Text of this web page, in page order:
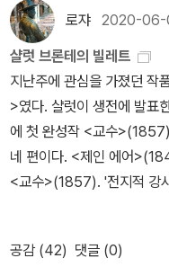
니다 7장조지 엘리엇 <미들 마치> - 무려 1416쪽이고 30년 전의
번역판이 개정되어 나온 것
길.. - 지만지 고전천줄 시
판 번역을 참고하여 만들
인>8장에밀리 브론테 <폭풍의 언덕> 9장샬롯
샬롯 브론테 <제인 에어> 존 버니언 <천로 역정> 11장샬롯 브론테
<셜리 Shirley> (번역되지
조지 엘리엇 <벗겨진 베일
Scences of Clerical
치> 15-16장에밀리 디킨슨 시선집 (각각의 시를 확인해보지 못함)
로쟈 2020-06-
샬럿 브론테의 빌레트
지난주에 관심을 가졌던 작
>였다. 샬럿이 생전에 발표
에 첫 완성작 <교수
네 편이다. <제인 에어
<교수>(1857). '전지적 강사 시점'에 따라서, 나는 주로 작품을 언제
작가들을 다루면서 브론테
에밀리, 앤, 세 자매가 남긴
공감 (42) 댓글 (0)